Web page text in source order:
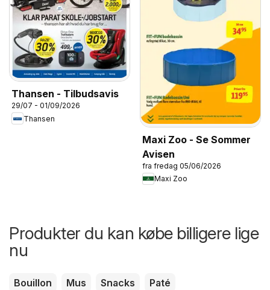
Thansen - Tilbudsavis
29/07 - 01/09/2026
Thansen
Maxi Zoo - Se Sommer
Avisen
fra fredag 05/06/2026
Maxi Zoo
Produkter du kan købe billigere lige
nu
Bouillon Mus Snacks Paté